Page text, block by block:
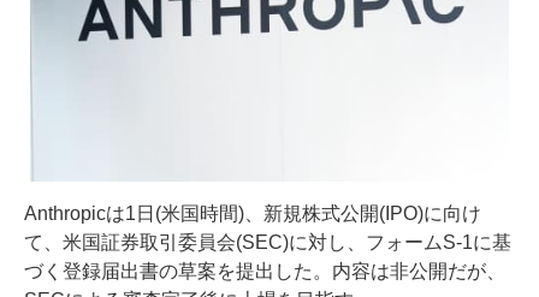
Anthropicは1日(米国時間)、新規株式公開(IPO)に向け
て、米国証券取引委員会(SEC)に対し、フォームS-1に基
づく登録届出書の草案を提出した。内容は非公開だが、